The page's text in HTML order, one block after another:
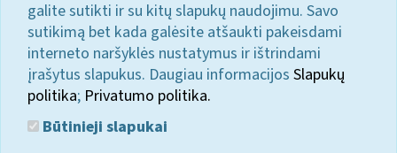
galite sutikti ir su kitų slapukų naudojimu. Savo
sutikimą bet kada galėsite atšaukti pakeisdami
interneto naršyklės nustatymus ir ištrindami
įrašytus slapukus. Daugiau informacijos Slapukų
politika; Privatumo politika.
Būtinieji slapukai